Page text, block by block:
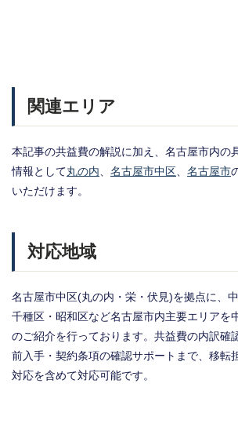
関連エリア
本記事の共益費の解説に加え、名古屋市内の
情報として丸の内 名古屋市中区 名古屋市
いただけます。
対応地域
名古屋市中区(丸の内・栄・伏見)を拠点に、
千種区・昭和区など名古屋市内主要エリアを
のご紹介を行っております。共益費の内訳確
前入手・契約条項の確認サポートまで、移転
対応を含めて対応可能です。